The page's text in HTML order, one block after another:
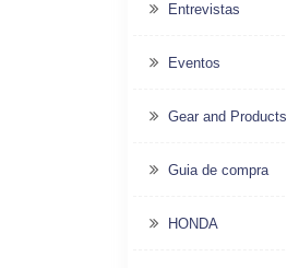
Entrevistas
Eventos
Gear and Products
Guia de compra
HONDA